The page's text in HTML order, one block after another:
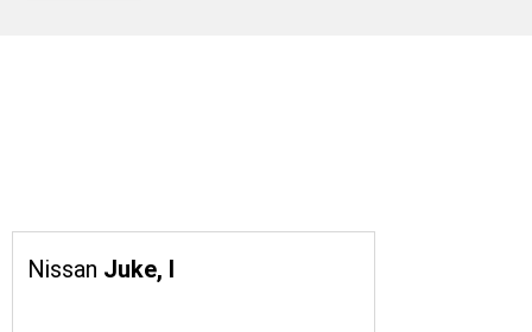
Nissan Juke, I